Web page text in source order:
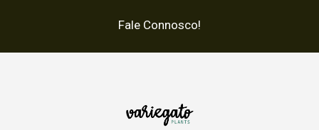
Fale Connosco!